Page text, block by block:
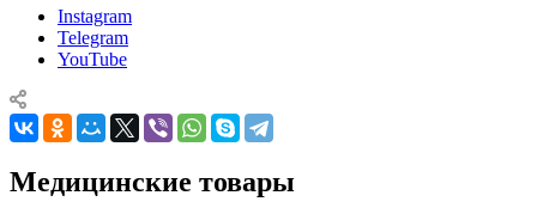
Instagram
Telegram
YouTube
Медицинские товары